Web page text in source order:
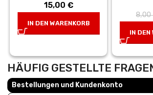
15,00 €
IN DEN WARENKORB
8,00
IN DEN
HÄUFIG GESTELLTE
Bestellungen und Kundenkonto